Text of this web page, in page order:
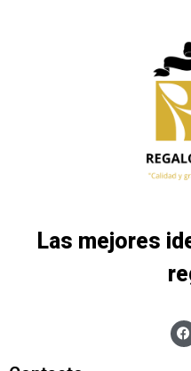
Las mejores